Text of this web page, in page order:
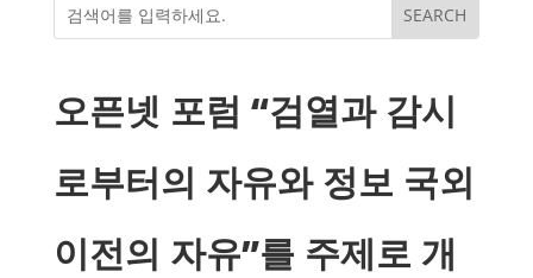
오픈넷 포럼 “검열과 감시
로부터의 자유와 정보 국외
이전의 자유”를 주제로 개